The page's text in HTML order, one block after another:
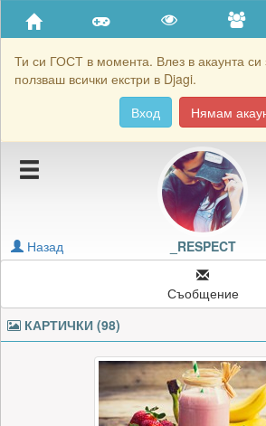
Ти си ГОСТ в момента. Влез в акаунта си
ползваш всички екстри в Djagi.
Вход
Нямам
Приятели
Хронология на игри
Подаръците на _RESPECT
Картичките на _RESPECT
Блокирай _RESPECT _RESPECT
Назад
Съобщение
КАРТИЧКИ (98)